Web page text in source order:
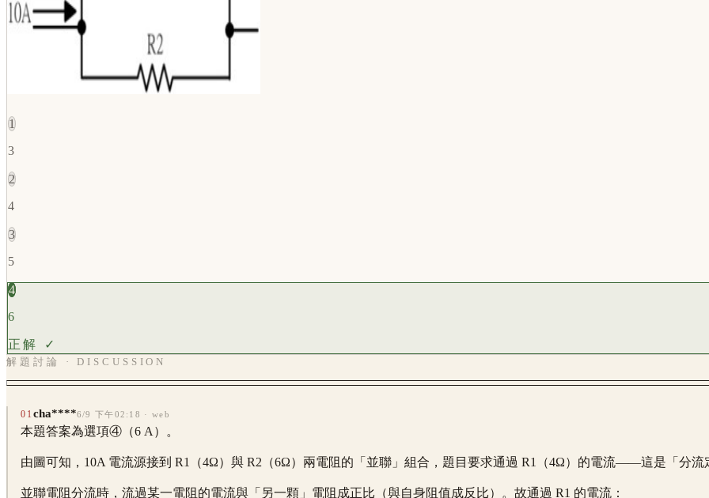
1
3
2
4
3
5
4
6
正解 ✓
解題討論 · DISCUSSION
01 cha****6/9 下午02:18 · web
本題答案為選項④（6 A）。
由圖可知，10A 電流源接到 R1（4Ω）與 R2（6Ω）兩電阻的「並聯」組合，題目要求通過 R1（4Ω）的電流——這是「分流
並聯電阻分流時，流過某一電阻的電流與「另一顆」電阻成正比（與自身阻值成反比）。故通過 R1 的電流：